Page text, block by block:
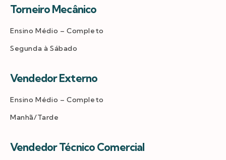
Torneiro Mecânico
Ensino Médio – Completo
Segunda à Sábado
Vendedor Externo
Ensino Médio – Completo
Manhã/Tarde
Vendedor Técnico Comercial